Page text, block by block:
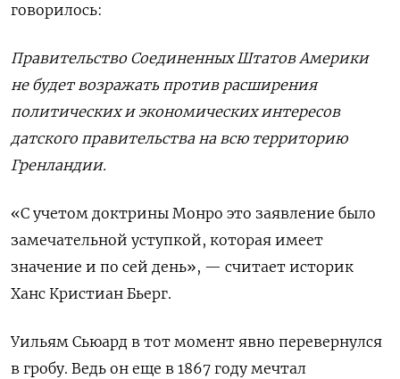
говорилось:
Правительство Соединенных Штатов Америки
не будет возражать против расширения
политических и экономических интересов
датского правительства на всю территорию
Гренландии.
«С учетом доктрины Монро это заявление было
замечательной уступкой, которая имеет
значение и по сей день», — считает историк
Ханс Кристиан Бьерг.
Уильям Сьюард в тот момент явно перевернулся
в гробу. Ведь он еще в 1867 году мечтал